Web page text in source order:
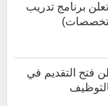
برنامج تدريب
فتح التقديم في